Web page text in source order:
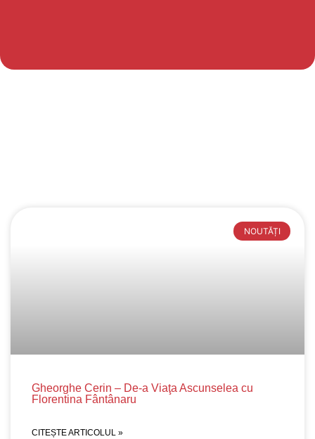
NOUTĂȚI
Gheorghe Cerin – De-a Viaţa Ascunselea cu
Florentina Fântânaru
CITEȘTE ARTICOLUL »